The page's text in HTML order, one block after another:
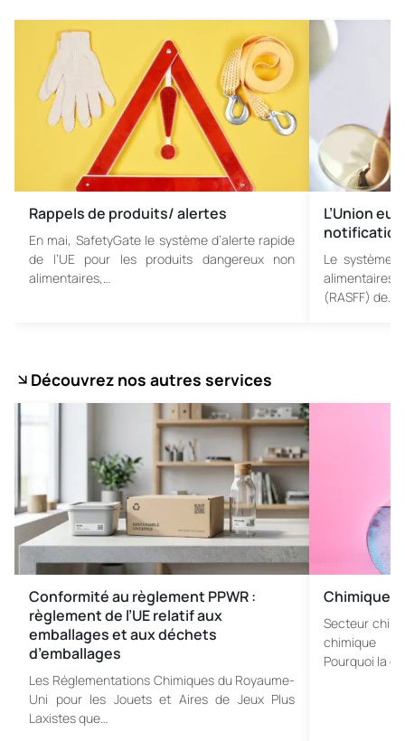
Rappels de produits/ alertes
En mai, SafetyGate le système d’alerte rapide
de l’UE pour les produits dangereux non
alimentaires,…
L’Union
Le système
(RASFF) de…
Découvrez nos autres services
Conformité au règlement PPWR :
règlement de l’UE relatif aux
emballages et aux déchets
d’emballages
Les Réglementations Chimiques du Royaume-
Uni pour les Jouets et Aires de Jeux Plus
Laxistes que…
Chimique
Secteur
chimique :
Pourquoi la